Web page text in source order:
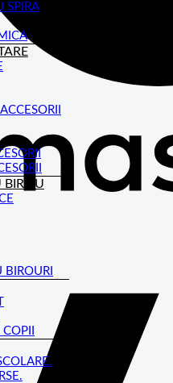
SPIRA
BIROU
BIROURI